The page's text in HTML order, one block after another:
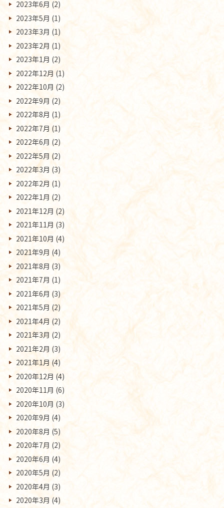
2023年6月 (2)
2023年5月 (1)
2023年3月 (1)
2023年2月 (1)
2023年1月 (2)
2022年12月 (1)
2022年10月 (2)
2022年9月 (2)
2022年8月 (1)
2022年7月 (1)
2022年6月 (2)
2022年5月 (2)
2022年3月 (3)
2022年2月 (1)
2022年1月 (2)
2021年12月 (2)
2021年11月 (3)
2021年10月 (4)
2021年9月 (4)
2021年8月 (3)
2021年7月 (1)
2021年6月 (3)
2021年5月 (2)
2021年4月 (2)
2021年3月 (2)
2021年2月 (3)
2021年1月 (4)
2020年12月 (4)
2020年11月 (6)
2020年10月 (3)
2020年9月 (4)
2020年8月 (5)
2020年7月 (2)
2020年6月 (4)
2020年5月 (2)
2020年4月 (3)
2020年3月 (4)